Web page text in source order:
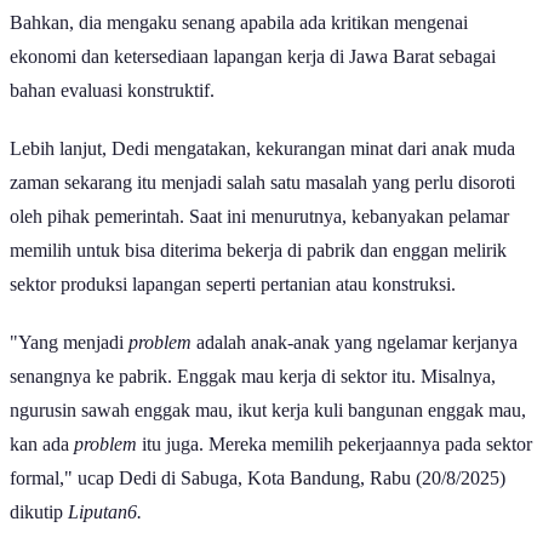
Bahkan, dia mengaku senang apabila ada kritikan mengenai
ekonomi dan ketersediaan lapangan kerja di Jawa Barat sebagai
bahan evaluasi konstruktif.
Lebih lanjut, Dedi mengatakan, kekurangan minat dari anak muda
zaman sekarang itu menjadi salah satu masalah yang perlu disoroti
oleh pihak pemerintah. Saat ini menurutnya, kebanyakan pelamar
memilih untuk bisa diterima bekerja di pabrik dan enggan melirik
sektor produksi lapangan seperti pertanian atau konstruksi.
"Yang menjadi problem adalah anak-anak yang ngelamar kerjanya
senangnya ke pabrik. Enggak mau kerja di sektor itu. Misalnya,
ngurusin sawah enggak mau, ikut kerja kuli bangunan enggak mau,
kan ada problem itu juga. Mereka memilih pekerjaannya pada sektor
formal," ucap Dedi di Sabuga, Kota Bandung, Rabu (20/8/2025)
dikutip Liputan6.